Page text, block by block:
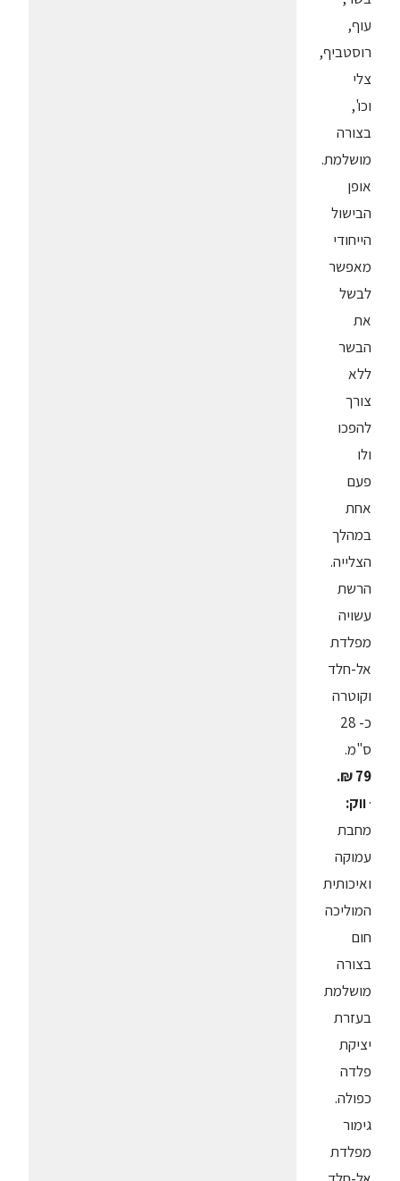
עוף,
רוסטביף,
צלי
וכו',
בצורה
מושלמת.
אופן
הבישול
הייחודי
מאפשר
לבשל
את
הבשר
ללא
צורך
להפכו
ולו
פעם
אחת
במהלך
הצלייה.
הרשת
עשויה
מפלדת
אל-חלד
וקוטרה
כ- 28
ס"מ.
79 ₪.
·ווק:
מחבת
עמוקה
ואיכותית
המוליכה
חום
בצורה
מושלמת
בעזרת
יציקת
פלדה
כפולה.
גימור
מפלדת